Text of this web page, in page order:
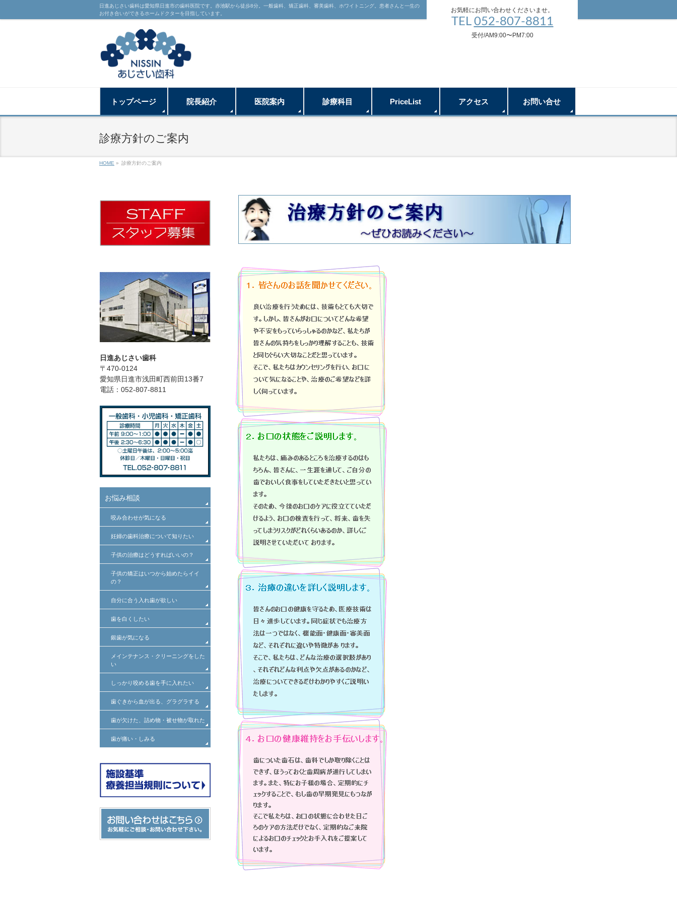
日進あじさい歯科は愛知県日進市の歯科医院です。赤池駅から徒歩8分。一般歯科、矯正歯科、審美歯科、ホワイトニング。患者さんと一生の
お付き合いができるホームドクターを目指しています。
お気軽にお問い合わせくださいませ。
TEL 052-807-8811
受付/AM9:00〜PM7:00
トップページ 院長紹介 医院案内 診療科目 PriceList アクセス お問い合せ
診療方針のご案内
HOME » 診療方針のご案内
日進あじさい歯科
〒470-0124
愛知県日進市浅田町西前田13番7
電話：052-807-8811
お悩み相談
咬み合わせが気になる
妊婦の歯科治療について知りたい
子供の治療はどうすればいいの？
子供の矯正はいつから始めたらイイ
の？
自分に合う入れ歯が欲しい
歯を白くしたい
銀歯が気になる
メインテナンス・クリーニングをした
い
しっかり咬める歯を手に入れたい
歯ぐきから血が出る、グラグラする
歯が欠けた、詰め物・被せ物が取れた
歯が痛い・しみる